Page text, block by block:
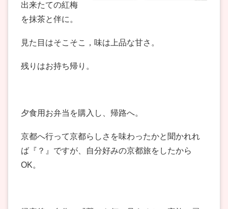
出来たての紅梅
を抹茶と伴に。
見た目はそこそこ，味は上品な甘さ。
残りはお持ち帰り。
夕食用お弁当を購入し、帰路へ。
京都へ行って京都らしさを味わったかと聞かれれ
ば『？』ですが、自分好みの京都旅をしたから
OK。